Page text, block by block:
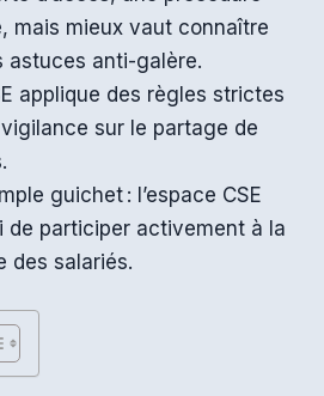
mais mieux vaut connaître
astuces anti-galère.
applique des règles strictes
sur le partage de
guichet : l’espace CSE
de participer activement à la
des salariés.